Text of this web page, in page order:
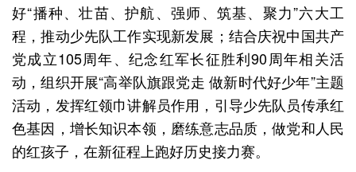
好“播种、壮苗、护航、强师、筑基、聚力”六大工
程，推动少先队工作实现新发展；结合庆祝中国共产
党成立105周年、纪念红军长征胜利90周年相关活
动，组织开展“高举队旗跟党走 做新时代好少年”主题
活动，发挥红领巾讲解员作用，引导少先队员传承红
色基因，增长知识本领，磨练意志品质，做党和人民
的红孩子，在新征程上跑好历史接力赛。